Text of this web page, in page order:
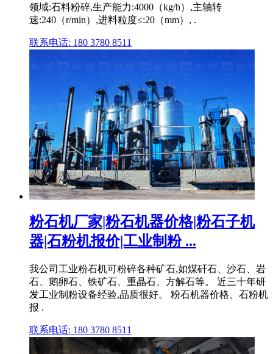
领域:石料粉碎,生产能力:4000（kg/h）,主轴转
速:240（r/min）,进料粒度≤:20（mm）, .
联系电话: 180 3780 8511
粉石机厂家|粉石机器价格|粉石子机
器|石粉机报价|工业制粉 ...
我公司工业粉石机可粉碎各种矿石,如煤矸石、沙石、岩
石、鹅卵石、铁矿石、重晶石、方解石等。 近三十年研
发工业制粉设备经验,品质很好。 粉石机器价格、石粉机
报 .
联系电话: 180 3780 8511